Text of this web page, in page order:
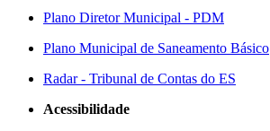
Plano Diretor Municipal - PDM
Plano Municipal de Saneamento Básico
Radar - Tribunal de Contas do ES
Acessibilidade